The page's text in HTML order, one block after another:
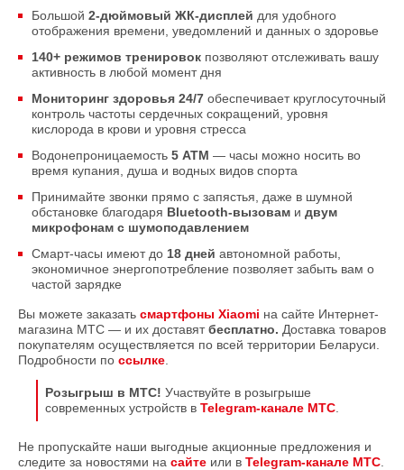
Большой 2-дюймовый ЖК-дисплей для удобного
отображения времени, уведомлений и данных о здоровье
140+ режимов тренировок позволяют отслеживать вашу
активность в любой момент дня
Мониторинг здоровья 24/7 обеспечивает круглосуточный
контроль частоты сердечных сокращений, уровня
кислорода в крови и уровня стресса
Водонепроницаемость 5 АТМ — часы можно носить во
время купания, душа и водных видов спорта
Принимайте звонки прямо с запястья, даже в шумной
обстановке благодаря Bluetooth-вызовам и двум
микрофонам с шумоподавлением
Смарт-часы имеют до 18 дней автономной работы,
экономичное энергопотребление позволяет забыть вам о
частой зарядке
Вы можете заказать смартфоны Xiaomi на сайте Интернет-
магазина МТС — и их доставятбесплатно. Доставка товаров
покупателям осуществляется по всей территории Беларуси.
Подробности по ссылке
Розыгрыш в МТС! Участвуйте в розыгрыше
современных устройств в Telegram-канале МТС
Не пропускайте наши выгодные акционные предложения и
следите за новостями на сайте или в Telegram-канале МТС